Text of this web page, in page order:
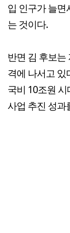
입 인구가 늘
는 것이다.
반면 김 후보
격에 나서고 있
국비 10조원
사업 추진 성과